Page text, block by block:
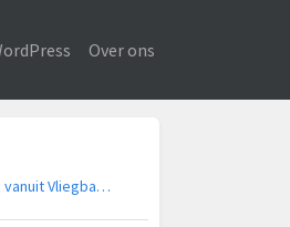
Over ons
Politiehelikopter onderweg vanuit Vliegbasis Volkel